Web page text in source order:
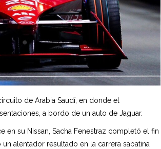
de Arabia Saudí, en donde el
a bordo de un auto de Jaguar.
su Nissan, Sacha Fenestraz completó el fin
alentador resultado en la carrera sabatina